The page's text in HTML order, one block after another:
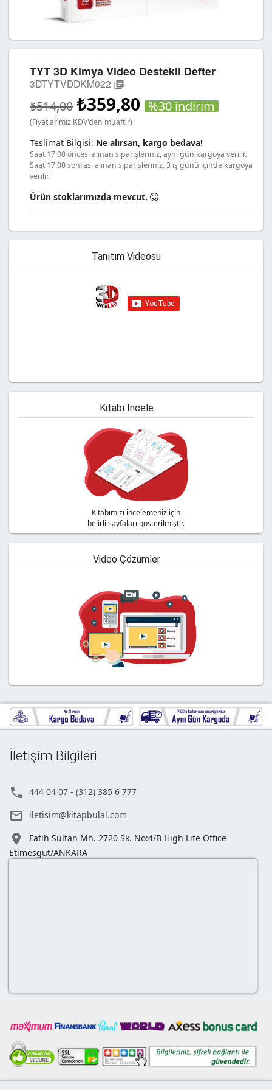
TYT 3D Kimya Video Destekli Defter
3DTYTVDDKM022 library_books
₺514,00 ₺359,80 %30 indirim
(Fiyatlarımız KDV'den muaftır)
Teslimat Bilgisi: Ne alırsan, kargo bedava!
Saat 17:00 öncesi alınan siparişleriniz, aynı gün kargoya verilir.
Saat 17:00 sonrası alınan siparişleriniz, 3 iş günü içinde kargoya
verilir.
Ürün stoklarımızda mevcut.
Tanıtım Videosu
Kitabı İncele
Kitabımızı incelemeniz için
belirli sayfaları gösterilmiştir.
Video Çözümler
İletişim Bilgileri
 444 04 07 - (312) 385 6 777
 iletisim@kitapbulal.com

Fatih Sultan Mh. 2720 Sk. No:4/B High Life Office
Etimesgut/ANKARA